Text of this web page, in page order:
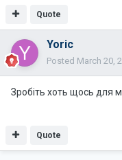
Quote
Yoric
Posted March 20,
Зробіть хоть щось для
Quote